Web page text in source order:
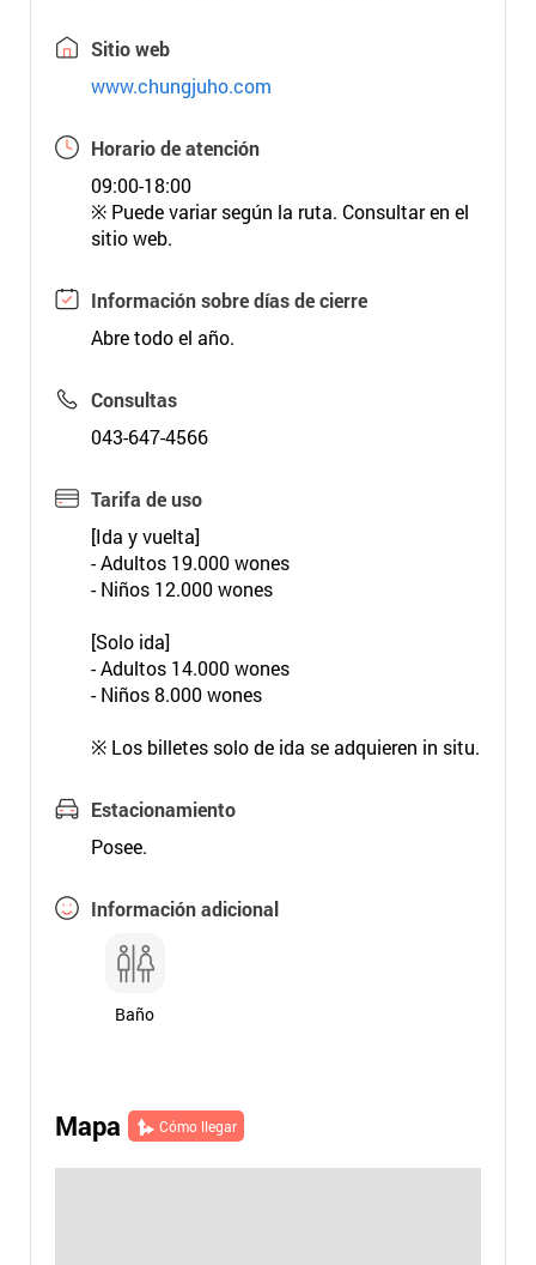
Sitio web
www.chungjuho.com
Horario de atención
09:00-18:00
※ Puede variar según la ruta. Consultar en el
sitio web.
Información sobre días de cierre
Abre todo el año.
Consultas
043-647-4566
Tarifa de uso
[Ida y vuelta]
- Adultos 19.000 wones
- Niños 12.000 wones
[Solo ida]
- Adultos 14.000 wones
- Niños 8.000 wones
※ Los billetes solo de ida se adquieren in situ.
Estacionamiento
Posee.
Información adicional
Baño
Mapa Cómo llegar